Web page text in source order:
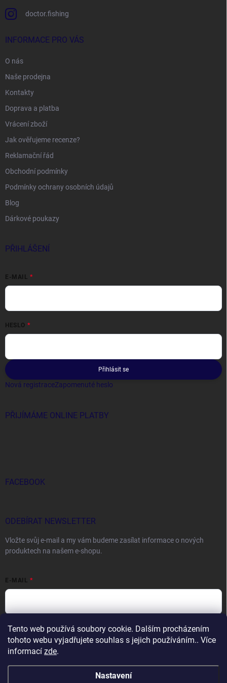
Tento web používá soubory cookie. Dalším procházením
tohoto webu vyjadřujete souhlas s jejich používáním.. Více
informací zde.
Nastavení
doctor.fishing
INFORMACE PRO VÁS
O nás
Naše prodejna
Kontakty
Doprava a platba
Vrácení zboží
Jak ověřujeme recenze?
Reklamační řád
Obchodní podmínky
Podmínky ochrany osobních údajů
Blog
Dárkové poukazy
PŘIHLÁŠENÍ
E-MAIL
HESLO
Přihlásit se
Nová registraceZapomenuté heslo
PŘIJÍMÁME ONLINE PLATBY
FACEBOOK
ODEBÍRAT NEWSLETTER
Vložte svůj e-mail a my vám budeme zasílat informace o nových
produktech na našem e-shopu.
E-MAIL
Vložením e-mailu souhlasíte spodmínkami ochrany osobních údajů
Přihlásit se